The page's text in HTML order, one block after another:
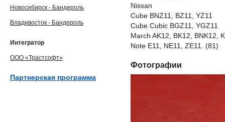
Nissan
Cube BNZ11, BZ11, YZ11
Cube Cubic BGZ11, YGZ11
March AK12, BK12, BNK12,
Note E11, NE11, ZE11. (81)
Фотографии
Новосибирск - Бандероль
Владивосток - Бандероль
Интегратор
ООО «Трастсофт»
Партнерская программа